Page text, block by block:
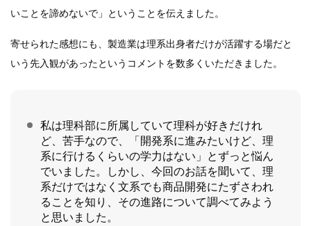
いことを諦めないで」ということを伝えました。
寄せられた感想にも、製造業は理系出身者だけが活躍する場だと
いう先入観があったというコメントを数多くいただきました。
私は理科部に所属していて理科が好きだけれ
ど、苦手なので、「開発系に進みたいけど、理
系に行けるくらいの学力はない」とずっと悩ん
でいました。しかし、今回のお話を聞いて、理
系だけではなく文系でも商品開発にたずさわれ
ることを知り、その進路について調べてみよう
と思いました。